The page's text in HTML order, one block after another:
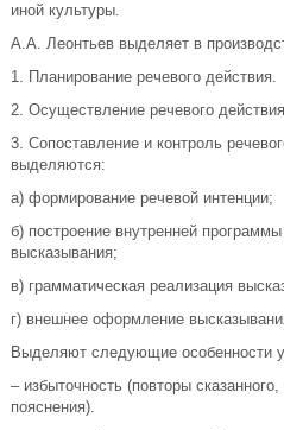
иной культуры.
А.А. Леонтьев выделяет в
1. Планирование речевого действия.
2. Осуществление речевого
3. Сопоставление и контроль
выделяются:
а) формирование речевой интенции;
б) построение внутренней
высказывания;
в) грамматическая реализация
г) внешнее оформление
Выделяют следующие особенности
– избыточность (повторы
пояснения).